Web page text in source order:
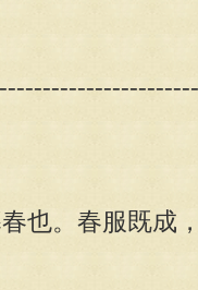
也。春服既成